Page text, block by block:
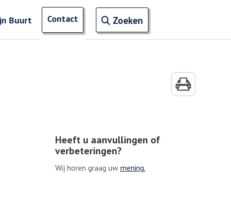
Buurt Contact ZoekenOpen zoekveld
naar ingevoerde termen
Heeft u aanvullingen of
verbeteringen?
Wij horen graag uw mening.